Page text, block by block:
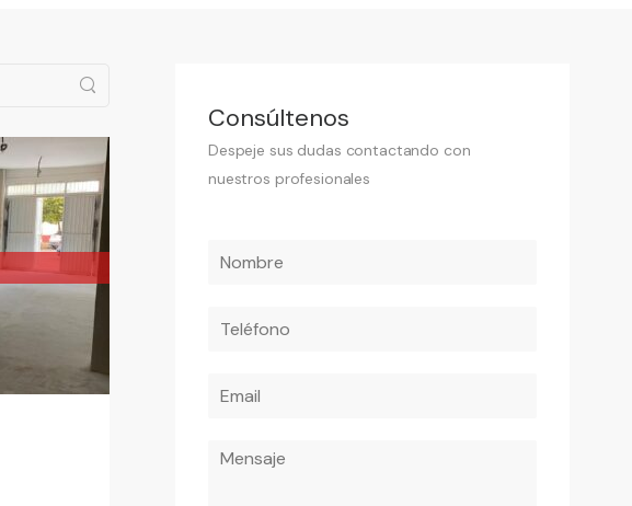
Consúltenos
Despeje sus dudas contactando con
nuestros profesionales